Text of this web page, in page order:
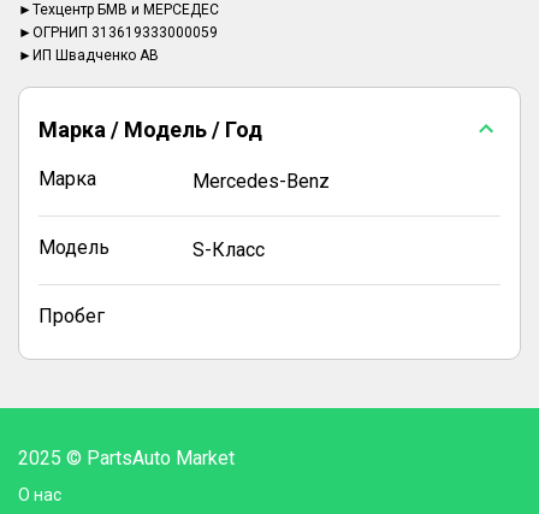
►Техцентр БМВ и МЕРСЕДЕС
►ОГРНИП 313619333000059
►ИП Швадченко АВ
Марка / Модель / Год
Марка Mercedes-Benz
Модель S-Класс
Пробег
2025 © PartsAuto Market
О нас